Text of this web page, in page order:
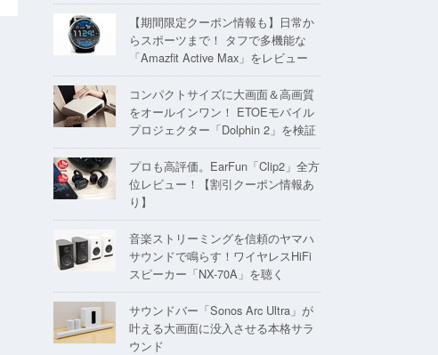
【期間限定クーポン情報も】日常か
らスポーツまで！ タフで多機能な
「Amazfit Active Max」をレビュー
コンパクトサイズに大画面＆高画質
をオールインワン！ ETOEモバイル
プロジェクター「Dolphin 2」を検証
プロも高評価。EarFun「Clip2」全方
位レビュー！【割引クーポン情報あ
り】
音楽ストリーミングを信頼のヤマハ
サウンドで鳴らす！ワイヤレスHiFi
スピーカー「NX-70A」を聴く
サウンドバー「Sonos Arc Ultra」が
叶える大画面に没入させる本格サラ
ウンド